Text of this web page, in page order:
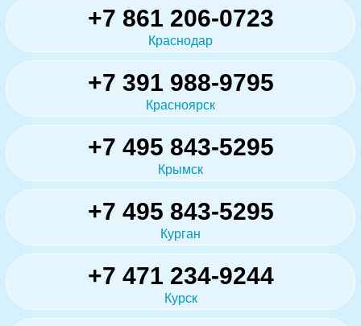
+7 861 206-0723
Краснодар
+7 391 988-9795
Красноярск
+7 495 843-5295
Крымск
+7 495 843-5295
Курган
+7 471 234-9244
Курск